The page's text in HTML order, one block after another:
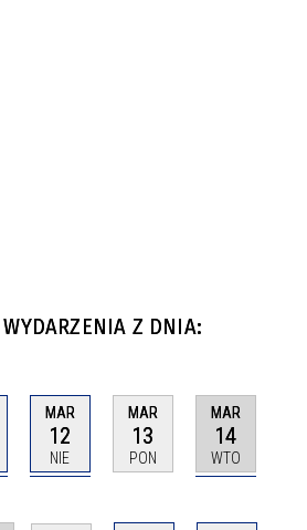
Z DNIA:
MAR
12
NIE
MAR
13
PON
MAR
14
WTO